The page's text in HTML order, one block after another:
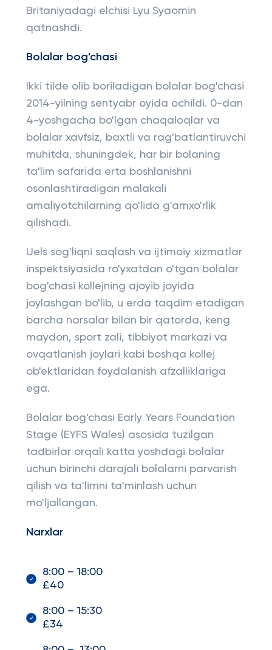
Britaniyadagi elchisi Lyu Syaomin
qatnashdi.
Bolalar bog'chasi
Ikki tilde olib boriladigan bolalar bog'chasi
2014-yilning sentyabr oyida ochildi. 0-dan
4-yoshgacha bo'lgan chaqaloqlar va
bolalar xavfsiz, baxtli va rag'batlantiruvchi
muhitda, shuningdek, har bir bolaning
ta'lim safarida erta boshlanishni
osonlashtiradigan malakali
amaliyotchilarning qo'lida g'amxo'rlik
qilishadi.
Uels sog'liqni saqlash va ijtimoiy xizmatlar
inspektsiyasida ro'yxatdan o'tgan bolalar
bog'chasi kollejning ajoyib joyida
joylashgan bo'lib, u erda taqdim etadigan
barcha narsalar bilan bir qatorda, keng
maydon, sport zali, tibbiyot markazi va
ovqatlanish joylari kabi boshqa kollej
ob'ektlaridan foydalanish afzalliklariga
ega.
Bolalar bog'chasi Early Years Foundation
Stage (EYFS Wales) asosida tuzilgan
tadbirlar orqali katta yoshdagi bolalar
uchun birinchi darajali bolalarni parvarish
qilish va ta'limni ta'minlash uchun
mo'ljallangan.
Narxlar
8:00 – 18:00
£40
8:00 – 15:30
£34